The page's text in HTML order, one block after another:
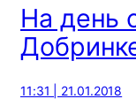
На день
11:31 | 21.01.2018